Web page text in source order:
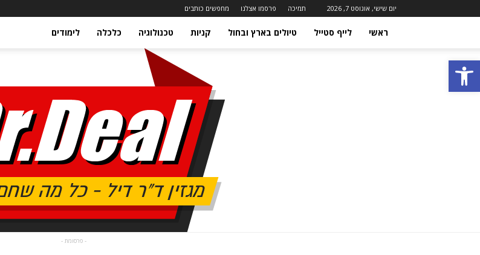
פתח סרגל נגישות
יום שישי, אוגוסט 7, 2026 תמיכה פרסמו אצלנו מחפשים כותבים
ראשי לייף סטייל טיולים בארץ ובחול קניות טכנולוגיה כלכלה לימודים
- פרסומת -